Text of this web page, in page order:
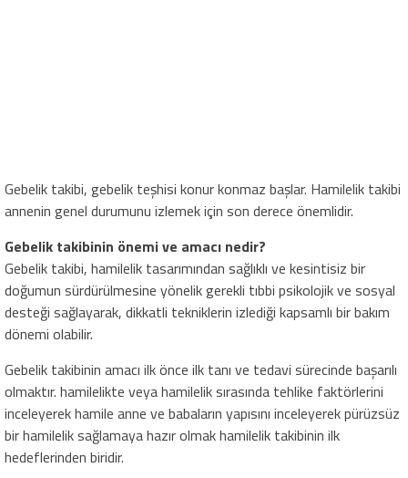
Gebelik takibi, gebelik teşhisi konur konmaz başlar. Hamilelik takibi
annenin genel durumunu izlemek için son derece önemlidir.
Gebelik takibinin önemi ve amacı nedir?
Gebelik takibi, hamilelik tasarımından sağlıklı ve kesintisiz bir
doğumun sürdürülmesine yönelik gerekli tıbbi psikolojik ve sosyal
desteği sağlayarak, dikkatli tekniklerin izlediği kapsamlı bir bakım
dönemi olabilir.
Gebelik takibinin amacı ilk önce ilk tanı ve tedavi sürecinde başarılı
olmaktır. hamilelikte veya hamilelik sırasında tehlike faktörlerini
inceleyerek hamile anne ve babaların yapısını inceleyerek pürüzsüz
bir hamilelik sağlamaya hazır olmak hamilelik takibinin ilk
hedeflerinden biridir.